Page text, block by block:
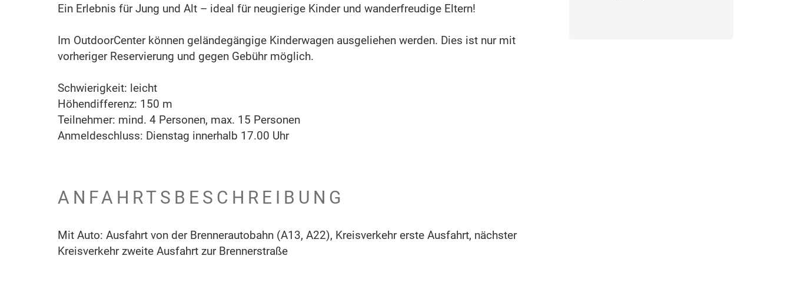
Ein Erlebnis für Jung und Alt – ideal für neugierige Kinder und wanderfreudige Eltern!
Im OutdoorCenter können geländegängige Kinderwagen ausgeliehen werden. Dies ist nur mit
vorheriger Reservierung und gegen Gebühr möglich.
Schwierigkeit: leicht
Höhendifferenz: 150 m
Teilnehmer: mind. 4 Personen, max. 15 Personen
Anmeldeschluss: Dienstag innerhalb 17.00 Uhr
ANFAHRTSBESCHREIBUNG
Mit Auto: Ausfahrt von der Brennerautobahn (A13, A22), Kreisverkehr erste Ausfahrt, nächster
Kreisverkehr zweite Ausfahrt zur Brennerstraße